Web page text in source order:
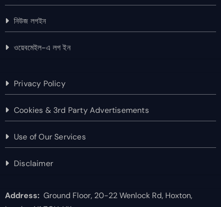
নিউজ লগইন
ওয়েবমেইল-এ লগ ইন
Privacy Policy
Cookies & 3rd Party Advertisements
Use of Our Services
Disclaimer
Address:Ground Floor, 20-22 Wenlock Rd, Hoxton,